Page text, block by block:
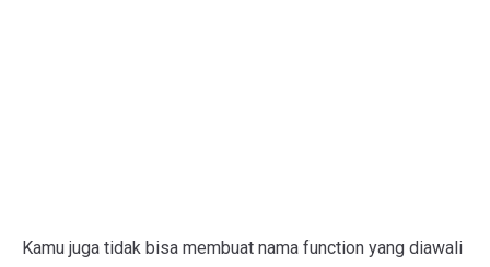
Kamu juga tidak bisa membuat nama function yang diawali